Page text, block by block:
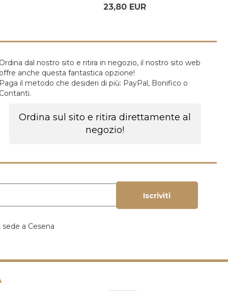
23,80 EUR
Ordina dal nostro sito e ritira in negozio, il nostro sito web
offre anche questa fantastica opzione!
Paga il metodo che desideri di più: PayPal, Bonifico o
Contanti.
Ordina sul sito e ritira direttamente al
negozio!
Iscriviti
a Cesena